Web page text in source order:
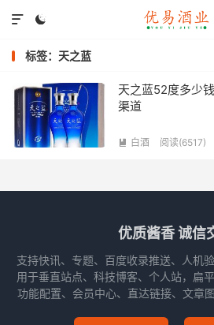


标签：天之蓝
天之蓝52度多少
渠道
 白酒 阅读(6517)
优质酱香 诚信
支持快讯、专题、百度收录推送、人机
用于垂直站点、科技博客、个人站，扁
功能配置、会员中心、直达链接、文章